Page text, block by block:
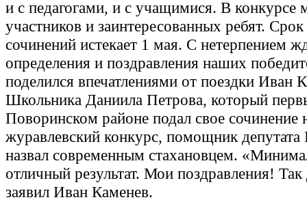
и с педагогами, и с учащимися. В конкурсе
участников и заинтересованных ребят. Срок
сочинений истекает 1 мая. С нетерпением
определения и поздравления наших
поделился впечатлениями от поездки Иван
Школьника Даниила Петрова, который
Поворинском районе подал свое сочинение
журавлевский конкурс, помощник
назвал современным стахановцем.
отличный результат. Мои поздравления!
заявил Иван Каменев.